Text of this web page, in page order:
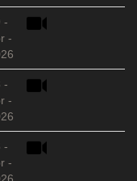
-
-
-
-
-
-